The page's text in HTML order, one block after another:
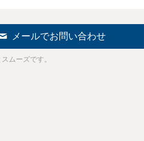
メールでお問い合わせ
ムーズです。